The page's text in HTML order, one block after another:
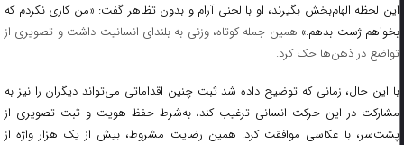
این لحظه الهام‌بخش بگیرند، او با لحنی آرام و بدون تظاهر گفت: «من کاری نکردم که
بخواهم ژست بدهم.» همین جمله کوتاه، وزنی به بلندای انسانیت داشت و تصویری از
تواضع در ذهن‌ها حک کرد.
با این حال، زمانی که توضیح داده شد ثبت چنین اقداماتی می‌تواند دیگران را نیز به
مشارکت در این حرکت انسانی ترغیب کند، به‌شرط حفظ هویت و ثبت تصویری از
پشت‌سر، با عکاسی موافقت کرد. همین رضایت مشروط، بیش از یک هزار واژه از